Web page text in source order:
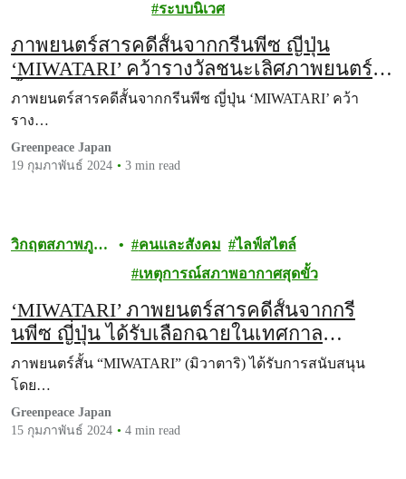
ระบบนิเวศ
ภาพยนตร์สารคดีสั้นจากกรีนพีซ ญี่ปุ่น
‘MIWATARI’ คว้ารางวัลชนะเลิศภาพยนตร์
สั้น สาขาสารคดีจากเทศกาลภาพยนตร์ด้าน
สภาพภูมิอากาศ CCCL Film Festival 2024
ภาพยนตร์สารคดีสั้นจากกรีนพีซ ญี่ปุ่น ‘MIWATARI’ คว้า
ราง…
Greenpeace Japan
19 กุมภาพันธ์ 2024
3 min read
วิกฤตสภาพภูมิ
คนและสังคม
ไลฟ์สไตล์
เหตุการณ์สภาพอากาศสุดขั้ว
‘MIWATARI’ ภาพยนตร์สารคดีสั้นจากกรี
นพีซ ญี่ปุ่น ได้รับเลือกฉายในเทศกาล
ภาพยนตร์ด้านสภาพภูมิอากาศระดับโลก
ภาพยนตร์สั้น “MIWATARI” (มิวาตาริ) ได้รับการสนับสนุน
โดย…
Greenpeace Japan
15 กุมภาพันธ์ 2024
4 min read